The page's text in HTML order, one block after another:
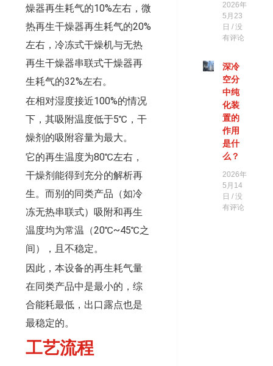
燥器再生耗气的10%左右，微
热再生干燥器再生耗气的20%
左右，冷冻式干燥机与无热
再生干燥器串联式干燥器再
生耗气的32%左右。
在相对湿度接近100%的情况
下，其吸附温度低于5℃，干
燥剂的吸附容量为最大。
它的再生温度为80℃左右，
干燥剂能得到充分的解析再
生。而别的同类产品（如冷
冻无热串联式）吸附和再生
温度均为常温（20℃~45℃之
间），且不稳定。
因此，本设备的再生耗气量
在同类产品中是最小的，综
合能耗最低，出口露点也是
最稳定的。
工艺流程
2026年
5月23
日 没
有评论
深冷
空分
中纯
化装
置的
作用
是什
么？
2026年
5月14
日 没
有评论